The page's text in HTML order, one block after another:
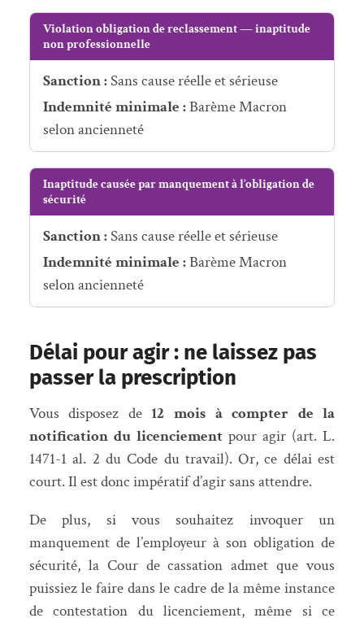
Violation obligation de reclassement — inaptitude
non professionnelle
Sanction :Sans cause réelle et sérieuse
Indemnité minimale :Barème Macron
selon ancienneté
Inaptitude causée par manquement à l’obligation de
sécurité
Sanction :Sans cause réelle et sérieuse
Indemnité minimale :Barème Macron
selon ancienneté
Délai pour agir : ne laissez pas
passer la prescription
Vous disposez de 12 mois à compter de la
notification du licenciement pour agir (art. L.
1471-1 al. 2 du Code du travail). Or, ce délai est
court. Il est donc impératif d’agir sans attendre.
De plus, si vous souhaitez invoquer un
manquement de l’employeur à son obligation de
sécurité, la Cour de cassation admet que vous
puissiez le faire dans le cadre de la même instance
de contestation du licenciement, même si ce